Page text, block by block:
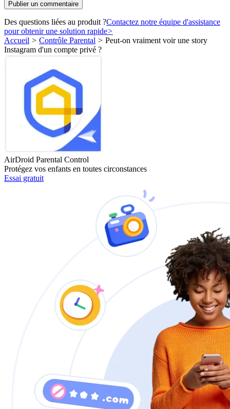
Des questions liées au produit ?Contactez notre équipe d'assistance
pour obtenir une solution rapide>
Accueil > Contrôle Parental > Peut-on vraiment voir une story
Instagram d'un compte privé ?
AirDroid Parental Control
Protégez vos enfants en toutes circonstances
Essai gratuit